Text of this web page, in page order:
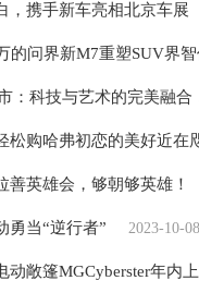
，携手新车亮相北京车展
的问界新M7重塑SUV界
：科技与艺术的完美融合
松购哈弗初恋的美好近在
善英雄会，够朝够英雄！
勇当“逆行者” 2023-10-08
动敞篷MGCyberster年内